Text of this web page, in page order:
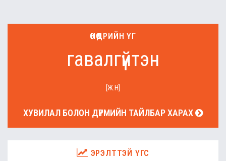
ӨНӨӨДРИЙН ҮГ
гавалгүйтэн
[Ж.Н]
ХУВИЛАЛ БОЛОН ДҮРМИЙН ТАЙЛБАР ХАРАХ
ЭРЭЛТТЭЙ ҮГС